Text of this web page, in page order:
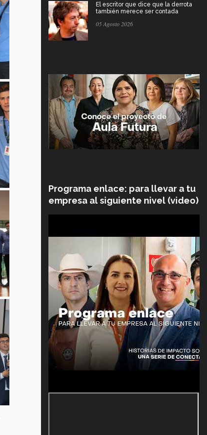
El escritor que dice que la derrota
también merece ser contada
05 Agosto 2026
Programa enlace: para llevar a tu
empresa al siguiente nivel (video)